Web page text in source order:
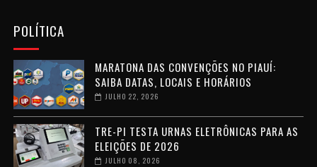
POLÍTICA
MARATONA DAS CONVENÇÕES NO PIAUÍ:
SAIBA DATAS, LOCAIS E HORÁRIOS
JULHO 22, 2026
TRE-PI TESTA URNAS ELETRÔNICAS PARA AS
ELEIÇÕES DE 2026
JULHO 08, 2026